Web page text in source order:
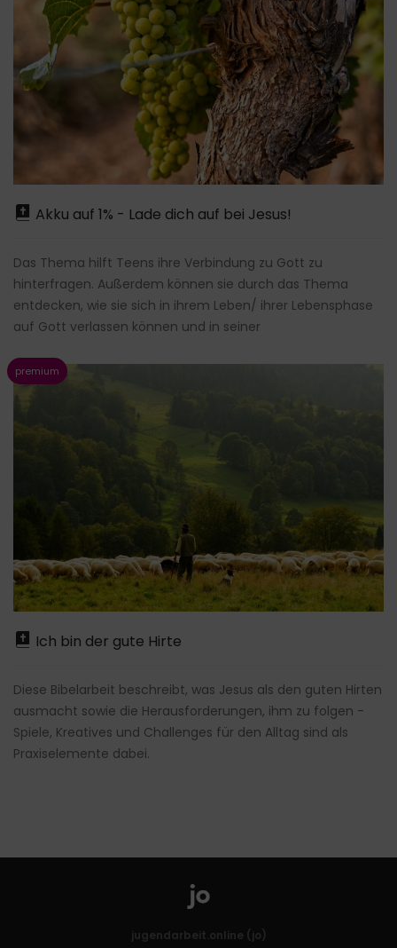
Akku auf 1% - Lade dich auf bei Jesus!
Das Thema hilft Teens ihre Verbindung zu Gott zu
hinterfragen. Außerdem können sie durch das Thema
entdecken, wie sie sich in ihrem Leben/ ihrer Lebensphase
auf Gott verlassen können und in seiner
Ich bin der gute Hirte
Diese Bibelarbeit beschreibt, was Jesus als den guten Hirten
ausmacht sowie die Herausforderungen, ihm zu folgen -
Spiele, Kreatives und Challenges für den Alltag sind als
Praxiselemente dabei.
jugendarbeit.online (jo)